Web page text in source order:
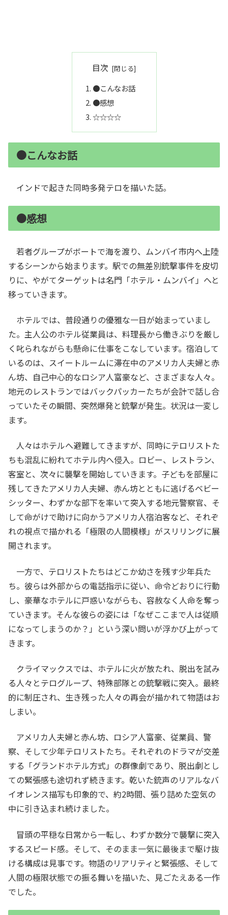
目次
●こんなお話
●感想
☆☆☆☆
●こんなお話
インドで起きた同時多発テロを描いた話。
●感想
若者グループがボートで海を渡り、ムンバイ市内へ上陸
するシーンから始まります。駅での無差別銃撃事件を皮切
りに、やがてターゲットは名門「ホテル・ムンバイ」へと
移っていきます。
ホテルでは、普段通りの優雅な一日が始まっていまし
た。主人公のホテル従業員は、料理長から働きぶりを厳し
く叱られながらも懸命に仕事をこなしています。宿泊して
いるのは、スイートルームに滞在中のアメリカ人夫婦と赤
ん坊、自己中心的なロシア人富豪など、さまざまな人々。
地元のレストランではバックパッカーたちが会計で話し合
っていたその瞬間、突然爆発と銃撃が発生。状況は一変し
ます。
人々はホテルへ避難してきますが、同時にテロリストた
ちも混乱に紛れてホテル内へ侵入。ロビー、レストラン、
客室と、次々に襲撃を開始していきます。子どもを部屋に
残してきたアメリカ人夫婦、赤ん坊とともに逃げるベビー
シッター、わずかな部下を率いて突入する地元警察官、そ
して命がけで助けに向かうアメリカ人宿泊客など、それぞ
れの視点で描かれる「極限の人間模様」がスリリングに展
開されます。
一方で、テロリストたちはどこか幼さを残す少年兵た
ち。彼らは外部からの電話指示に従い、命令どおりに行動
し、豪華なホテルに戸惑いながらも、容赦なく人命を奪っ
ていきます。そんな彼らの姿には「なぜここまで人は従順
になってしまうのか？」という深い問いが浮かび上がって
きます。
クライマックスでは、ホテルに火が放たれ、脱出を試み
る人々とテログループ、特殊部隊との銃撃戦に突入。最終
的に制圧され、生き残った人々の再会が描かれて物語はお
しまい。
アメリカ人夫婦と赤ん坊、ロシア人富豪、従業員、警
察、そして少年テロリストたち。それぞれのドラマが交差
する「グランドホテル方式」の群像劇であり、脱出劇とし
ての緊張感も途切れず続きます。乾いた銃声のリアルなバ
イオレンス描写も印象的で、約2時間、張り詰めた空気の
中に引き込まれ続けました。
冒頭の平穏な日常から一転し、わずか数分で襲撃に突入
するスピード感。そして、そのまま一気に最後まで駆け抜
ける構成は見事です。物語のリアリティと緊張感、そして
人間の極限状態での振る舞いを描いた、見ごたえある一作
でした。